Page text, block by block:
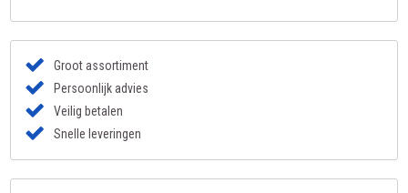
Groot assortiment
Persoonlijk advies
Veilig betalen
Snelle leveringen